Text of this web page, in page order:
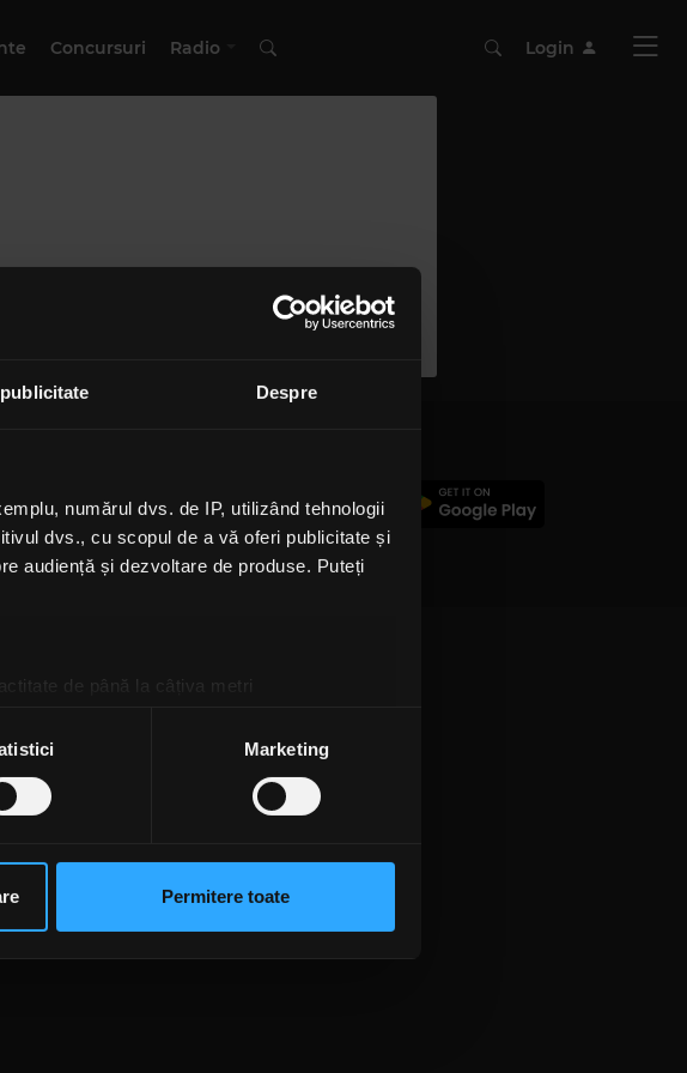
Despre
numărul dvs. de IP, utilizând tehnologii
dvs., cu scopul de a vă oferi publicitate și
audiență și dezvoltare de produse. Puteți
de până la câțiva metri
vă preferințele la
secțiunea cu detalii
cookie.
de analize informații cu privire la modul în
dvs. sau culese în urma folosirii serviciilor
Marketing
Permitere toate
Concursuri Radio Login
Cod deontologic